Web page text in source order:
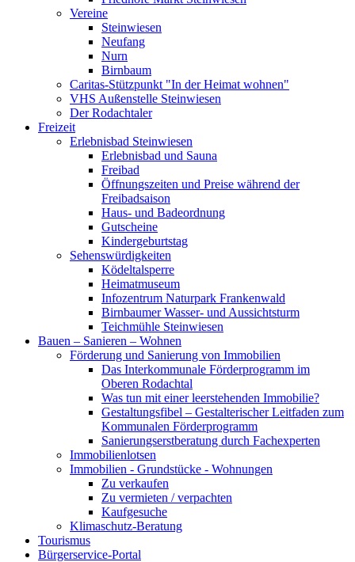
Vereine
Steinwiesen
Neufang
Nurn
Birnbaum
Caritas-Stützpunkt "In der Heimat wohnen"
VHS Außenstelle Steinwiesen
Der Rodachtaler
Freizeit
Erlebnisbad Steinwiesen
Erlebnisbad und Sauna
Freibad
Öffnungszeiten und Preise während der
Freibadsaison
Haus- und Badeordnung
Gutscheine
Kindergeburtstag
Sehenswürdigkeiten
Ködeltalsperre
Heimatmuseum
Infozentrum Naturpark Frankenwald
Birnbaumer Wasser- und Aussichtsturm
Teichmühle Steinwiesen
Bauen – Sanieren – Wohnen
Förderung und Sanierung von Immobilien
Das Interkommunale Förderprogramm im
Oberen Rodachtal
Was tun mit einer leerstehenden Immobilie?
Gestaltungsfibel – Gestalterischer Leitfaden zum
Kommunalen Förderprogramm
Sanierungserstberatung durch Fachexperten
Immobilienlotsen
Immobilien - Grundstücke - Wohnungen
Zu verkaufen
Zu vermieten / verpachten
Kaufgesuche
Klimaschutz-Beratung
Tourismus
Bürgerservice-Portal